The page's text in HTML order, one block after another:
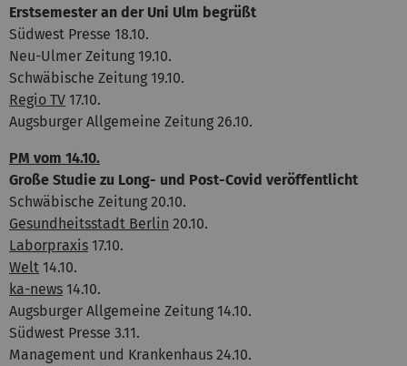
Erstsemester an der Uni Ulm begrüßt
Südwest Presse 18.10.
Neu-Ulmer Zeitung 19.10.
Schwäbische Zeitung 19.10.
Regio TV 17.10.
Augsburger Allgemeine Zeitung 26.10.
PM vom 14.10.
Große Studie zu Long- und Post-Covid veröffentlicht
Schwäbische Zeitung 20.10.
Gesundheitsstadt Berlin 20.10.
Laborpraxis 17.10.
Welt 14.10.
ka-news 14.10.
Augsburger Allgemeine Zeitung 14.10.
Südwest Presse 3.11.
Management und Krankenhaus 24.10.